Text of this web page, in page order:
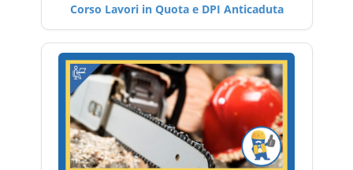
Corso Lavori in Quota e DPI Anticaduta